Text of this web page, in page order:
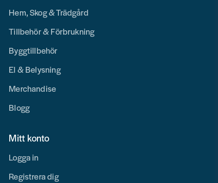
Hem, Skog & Trädgård
Tillbehör & Förbrukning
Byggtillbehör
El & Belysning
Merchandise
Blogg
Mitt konto
Logga in
Registrera dig